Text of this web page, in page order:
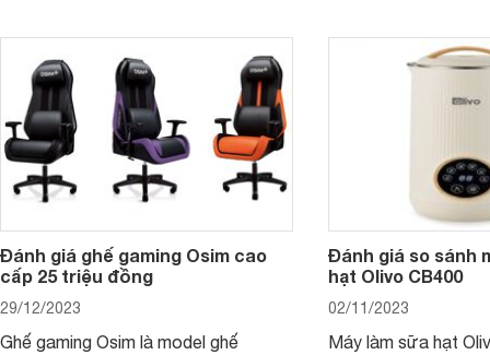
- 500k đẹp mắt nhé.
2025 mới vừa sang,
mua sắm cuối năm.
Đánh giá ghế gaming Osim cao
cấp 25 triệu đồng
29/12/2023
Ghế gaming Osim là model ghế
Đánh giá so sánh
hạt Olivo CB400
02/11/2023
Máy làm sữa hạt